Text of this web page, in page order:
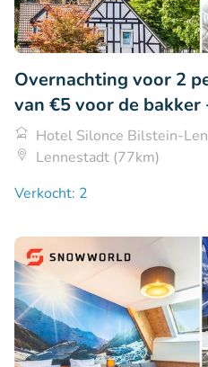
Overnachting voor 2
van €5 voor de bakker
Hotel Silonce Bilstein-
Lennestadt (77km)
Verkocht: 2